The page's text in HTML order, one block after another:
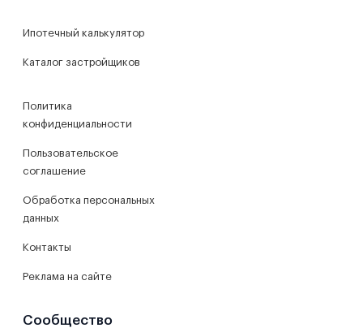
Ипотечный калькулятор
Каталог застройщиков
Политика
конфиденциальности
Пользовательское
соглашение
Обработка персональных
данных
Контакты
Реклама на сайте
Сообщество